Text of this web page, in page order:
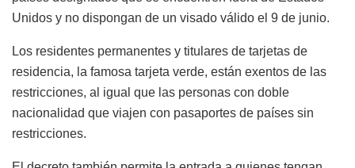
Unidos y no dispongan de un visado válido el 9 de junio.
Los residentes permanentes y titulares de tarjetas de
residencia, la famosa tarjeta verde, están exentos de las
restricciones, al igual que las personas con doble
nacionalidad que viajen con pasaportes de países sin
restricciones.